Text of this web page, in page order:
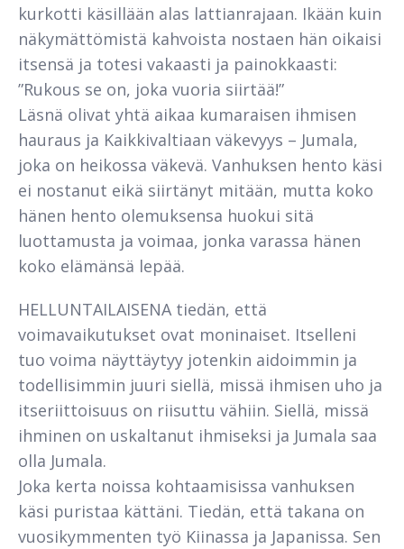
kurkotti käsillään alas lattianra­jaan. Ikään kuin
näkymättömistä kahvoista nostaen hän oikaisi
itsensä ja totesi vakaasti ja painokkaasti:
”Rukous se on, joka vuoria siirtää!”
Läsnä olivat yhtä aikaa kumaraisen ihmisen
hauraus ja Kaik­kivaltiaan väkevyys – Jumala,
joka on heikossa väkevä. Van­huksen hento käsi
ei nostanut eikä siirtänyt mitään, mutta koko
hänen hento olemuksensa huokui sitä
luottamusta ja voimaa, jonka varassa hänen
koko elämänsä lepää.
HELLUNTAILAISENA tiedän, että
voimavaikutukset ovat moninaiset. Itselleni
tuo voima näyttäytyy jotenkin aidoimmin ja
todellisim­min juuri siellä, missä ihmisen uho ja
itseriittoisuus on riisuttu vähiin. Siellä, missä
ihminen on uskaltanut ihmiseksi ja Jumala saa
olla Jumala.
Joka kerta noissa kohtaamisissa vanhuksen
käsi puristaa kättäni. Tiedän, että takana on
vuosikymmenten työ Kiinassa ja Japanissa. Sen